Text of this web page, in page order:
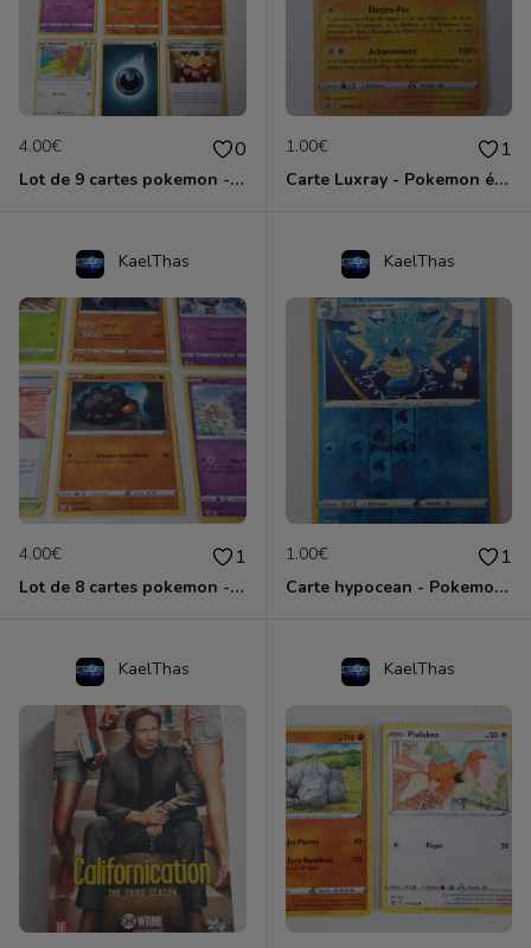
4.00€ 0
Lot de 9 cartes pokemon - épée et bouclier
1.00€ 1
Carte Luxray - Pokemon épée et bouclier
KaelThas
4.00€ 1
Lot de 8 cartes pokemon - épée et bouclier
KaelThas
1.00€ 1
Carte hypocean - Pokemon épée et bouclier
KaelThas KaelThas